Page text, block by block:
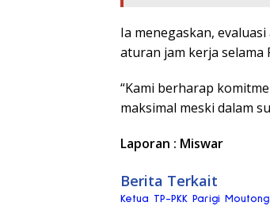
Ia menegaskan,
aturan jam kerja selama
“Kami berharap
maksimal meski dalam
Laporan : Miswar
Berita Terkait
Ketua TP-PKK Parigi